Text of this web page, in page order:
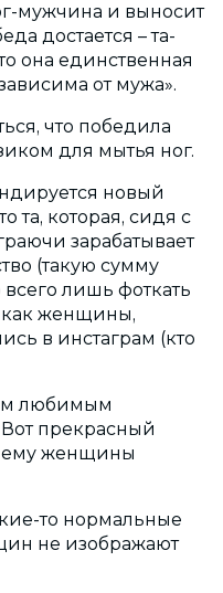
мужчина и выносит
достается – та-
она единственная
от мужа».
что победила
для мытья ног.
новый
та, которая, сидя с
зарабатывает
(такую сумму
лишь фоткать
как женщины,
в инстаграм (кто
любимым
прекрасный
женщины
то нормальные
не изображают